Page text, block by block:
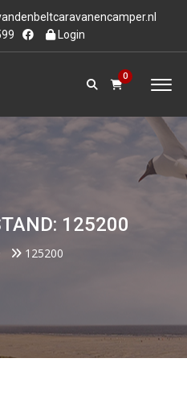
Login
0
125200
125200